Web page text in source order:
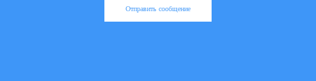
Отправить сообщение